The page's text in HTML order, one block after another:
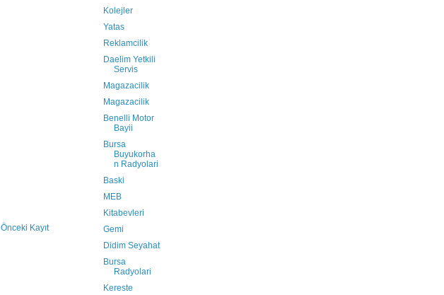
Önceki Kayıt
Kolejler
Yatas
Reklamcilik
Daelim Yetkili
Servis
Magazacilik
Magazacilik
Benelli Motor
Bayii
Bursa
Buyukorha
n Radyolari
Baski
MEB
Kitabevleri
Gemi
Didim Seyahat
Bursa
Radyolari
Kereste